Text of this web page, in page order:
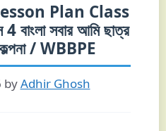
Plan Class
সবার আমি ছাত্র
/ WBBPE
byAdhir Ghosh